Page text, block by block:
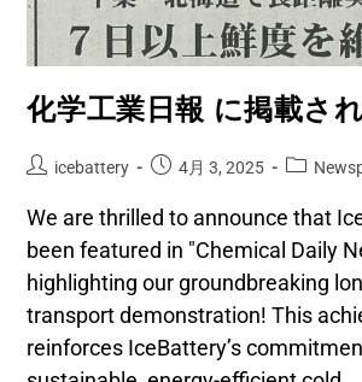
化学工業日報 に掲載さ
icebattery 4月 3, 2025
We are thrilled to announce that
been featured in "Chemical Daily
highlighting our groundbreaking
transport demonstration! This
reinforces IceBattery’s